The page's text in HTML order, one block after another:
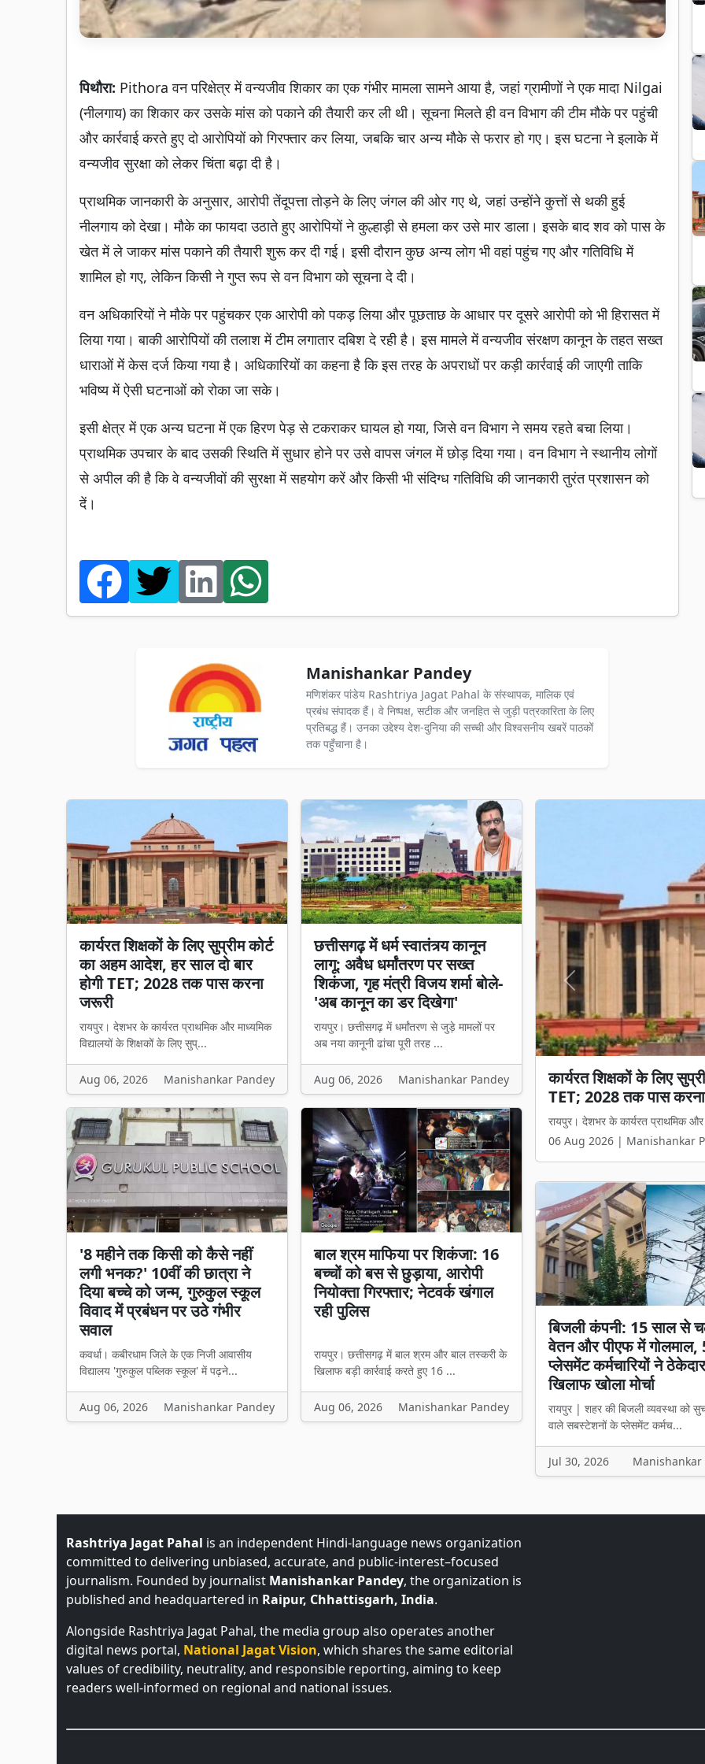
पिथौरा: Pithora वन परिक्षेत्र में वन्यजीव शिकार का एक गंभीर मामला सामने आया है, जहां ग्रामीणों ने एक मादा Nilgai
(नीलगाय) का शिकार कर उसके मांस को पकाने की तैयारी कर ली थी। सूचना मिलते ही वन विभाग की टीम मौके पर पहुंची
और कार्रवाई करते हुए दो आरोपियों को गिरफ्तार कर लिया, जबकि चार अन्य मौके से फरार हो गए। इस घटना ने इलाके में
वन्यजीव सुरक्षा को लेकर चिंता बढ़ा दी है।
प्राथमिक जानकारी के अनुसार, आरोपी तेंदूपत्ता तोड़ने के लिए जंगल की ओर गए थे, जहां उन्होंने कुत्तों से थकी हुई
नीलगाय को देखा। मौके का फायदा उठाते हुए आरोपियों ने कुल्हाड़ी से हमला कर उसे मार डाला। इसके बाद शव को पास के
खेत में ले जाकर मांस पकाने की तैयारी शुरू कर दी गई। इसी दौरान कुछ अन्य लोग भी वहां पहुंच गए और गतिविधि में
शामिल हो गए, लेकिन किसी ने गुप्त रूप से वन विभाग को सूचना दे दी।
वन अधिकारियों ने मौके पर पहुंचकर एक आरोपी को पकड़ लिया और पूछताछ के आधार पर दूसरे आरोपी को भी हिरासत में
लिया गया। बाकी आरोपियों की तलाश में टीम लगातार दबिश दे रही है। इस मामले में वन्यजीव संरक्षण कानून के तहत सख्त
धाराओं में केस दर्ज किया गया है। अधिकारियों का कहना है कि इस तरह के अपराधों पर कड़ी कार्रवाई की जाएगी ताकि
भविष्य में ऐसी घटनाओं को रोका जा सके।
इसी क्षेत्र में एक अन्य घटना में एक हिरण पेड़ से टकराकर घायल हो गया, जिसे वन विभाग ने समय रहते बचा लिया।
प्राथमिक उपचार के बाद उसकी स्थिति में सुधार होने पर उसे वापस जंगल में छोड़ दिया गया। वन विभाग ने स्थानीय लोगों
से अपील की है कि वे वन्यजीवों की सुरक्षा में सहयोग करें और किसी भी संदिग्ध गतिविधि की जानकारी तुरंत प्रशासन को
दें।
Manishankar Pandey
मणिशंकर पांडेय Rashtriya Jagat Pahal के संस्थापक, मालिक एवं
प्रबंध संपादक हैं। वे निष्पक्ष, सटीक और जनहित से जुड़ी पत्रकारिता के लिए
प्रतिबद्ध हैं। उनका उद्देश्य देश-दुनिया की सच्ची और विश्वसनीय खबरें पाठकों
तक पहुँचाना है।
कार्यरत शिक्षकों के लिए सुप्रीम कोर्ट
का अहम आदेश, हर साल दो बार
होगी TET; 2028 तक पास करना
जरूरी
रायपुर। देशभर के कार्यरत प्राथमिक और माध्यमिक
विद्यालयों के शिक्षकों के लिए सुप्...
Aug 06, 2026 Manishankar Pandey
छत्तीसगढ़ में धर्म स्वातंत्र्य कानून
लागू: अवैध धर्मांतरण पर सख्त
शिकंजा, गृह मंत्री विजय शर्मा बोले-
'अब कानून का डर दिखेगा'
रायपुर। छत्तीसगढ़ में धर्मांतरण से जुड़े मामलों पर
अब नया कानूनी ढांचा पूरी तरह ...
Aug 06, 2026 Manishankar Pandey
'8 महीने तक किसी को कैसे नहीं
लगी भनक?' 10वीं की छात्रा ने
दिया बच्चे को जन्म, गुरुकुल स्कूल
विवाद में प्रबंधन पर उठे गंभीर
सवाल
कवर्धा। कबीरधाम जिले के एक निजी आवासीय
विद्यालय 'गुरुकुल पब्लिक स्कूल' में पढ़ने...
Aug 06, 2026 Manishankar Pandey
बाल श्रम माफिया पर शिकंजा: 16
बच्चों को बस से छुड़ाया, आरोपी
नियोक्ता गिरफ्तार; नेटवर्क खंगाल
रही पुलिस
रायपुर। छत्तीसगढ़ में बाल श्रम और बाल तस्करी के
खिलाफ बड़ी कार्रवाई करते हुए 16 ...
Aug 06, 2026 Manishankar Pandey
छत्तीसगढ़ में धर्म स्वातंत्र्य
मंत्री विजय शर्मा बोले-
रायपुर। छत्तीसगढ़ में धर्मांतरण से जुड़े
06 Aug 2026 | Manishankar
Previous
बिजली कंपनी: 15 साल से
वेतन और पीएफ में गोलमाल,
प्लेसमेंट कर्मचारियों ने
खिलाफ खोला मोर्चा
रायपुर | शहर की बिजली व्यवस्था को
वाले सबस्टेशनों के प्लेसमेंट कर्मच...
Jul 30, 2026 Manishankar
Rashtriya Jagat Pahal is an independent Hindi-language news organization
committed to delivering unbiased, accurate, and public-interest–focused
journalism. Founded by journalist Manishankar Pandey, the organization is
published and headquartered in Raipur, Chhattisgarh, India.
Alongside Rashtriya Jagat Pahal, the media group also operates another
digital news portal, National Jagat Vision, which shares the same editorial
values of credibility, neutrality, and responsible reporting, aiming to keep
readers well-informed on regional and national issues.